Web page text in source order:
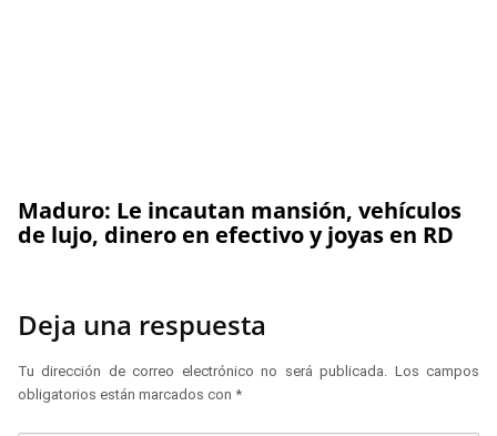
Maduro: Le incautan mansión, vehículos
de lujo, dinero en efectivo y joyas en RD
Deja una respuesta
Tu dirección de correo electrónico no será publicada. Los campos
obligatorios están marcados con *